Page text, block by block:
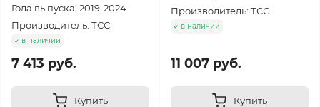
Года выпуска: 2019-2024
Производитель: ТСС
в наличии
7 413 руб.
Купить
Производитель: ТСС
в наличии
11 007 руб.
Купить